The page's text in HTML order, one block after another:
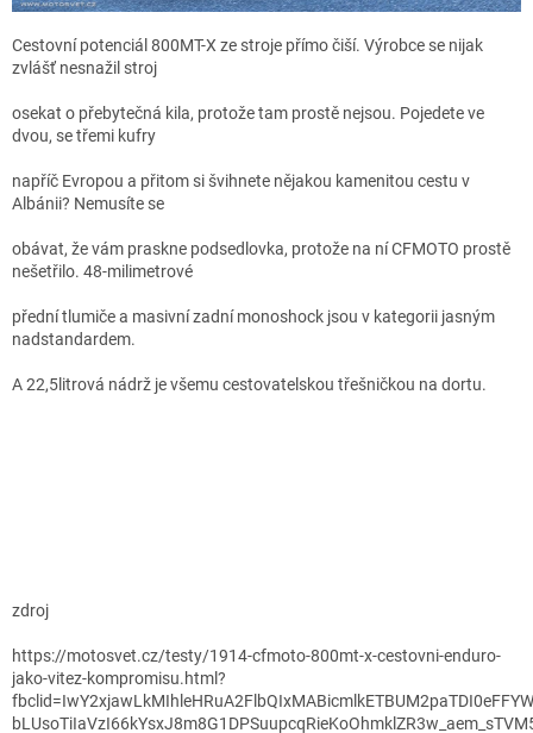
Cestovní potenciál 800MT-X ze stroje přímo čiší. Výrobce se nijak
zvlášť nesnažil stroj
osekat o přebytečná kila, protože tam prostě nejsou. Pojedete ve
dvou, se třemi kufry
napříč Evropou a přitom si švihnete nějakou kamenitou cestu v
Albánii? Nemusíte se
obávat, že vám praskne podsedlovka, protože na ní CFMOTO prostě
nešetřilo. 48-milimetrové
přední tlumiče a masivní zadní monoshock jsou v kategorii jasným
nadstandardem.
A 22,5litrová nádrž je všemu cestovatelskou třešničkou na dortu.
zdroj
https://motosvet.cz/testy/1914-cfmoto-800mt-x-cestovni-enduro-
jako-vitez-kompromisu.html?